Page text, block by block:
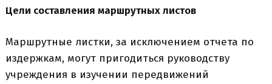
Цели составления маршрутных листов
Маршрутные листки, за исключением отчета по
издержкам, могут пригодиться руководству
учреждения в изучении передвижений